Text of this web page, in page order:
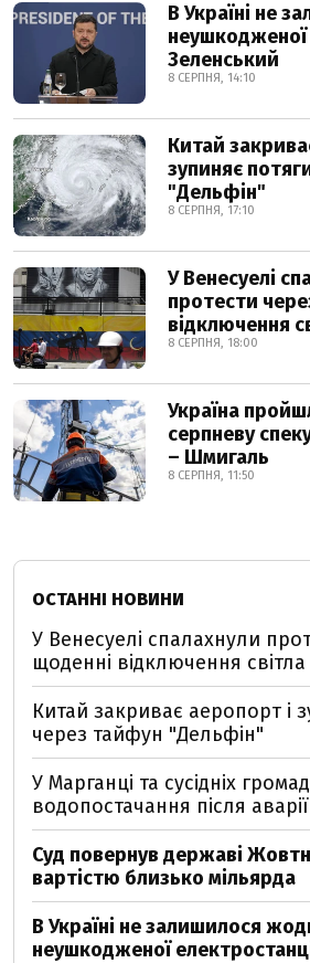
В Україні не
неушкодженої
Зеленський
8 СЕРПНЯ, 14:10
Китай
зупиняє
"Дельфін"
8 СЕРПНЯ, 17:10
У Венесуелі
протести
відключення
8 СЕРПНЯ, 18:00
Україна
серпневу
– Шмигаль
8 СЕРПНЯ, 11:50
ОСТАННІ НОВИНИ
У Венесуелі спалахнули
щоденні відключення світла
Китай закриває аеропорт і
через тайфун "Дельфін"
У Марганці та сусідніх
водопостачання після аварії
Суд повернув державі
вартістю близько мільярда
В Україні не залишилося
неушкодженої